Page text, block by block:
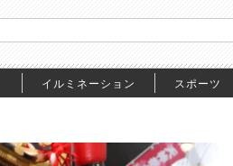
イルミネーション スポーツ